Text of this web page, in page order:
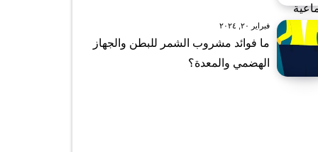
فبراير ٢٠, ٢٠٢٤
ما فوائد مشروب الشمر للبطن والجهاز
الهضمي والمعدة؟